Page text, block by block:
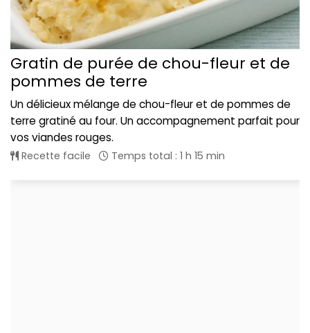
Gratin de purée de chou-fleur et de
pommes de terre
Un délicieux mélange de chou-fleur et de pommes de
terre gratiné au four. Un accompagnement parfait pour
vos viandes rouges.
Recette facile Temps total : 1 h 15 min